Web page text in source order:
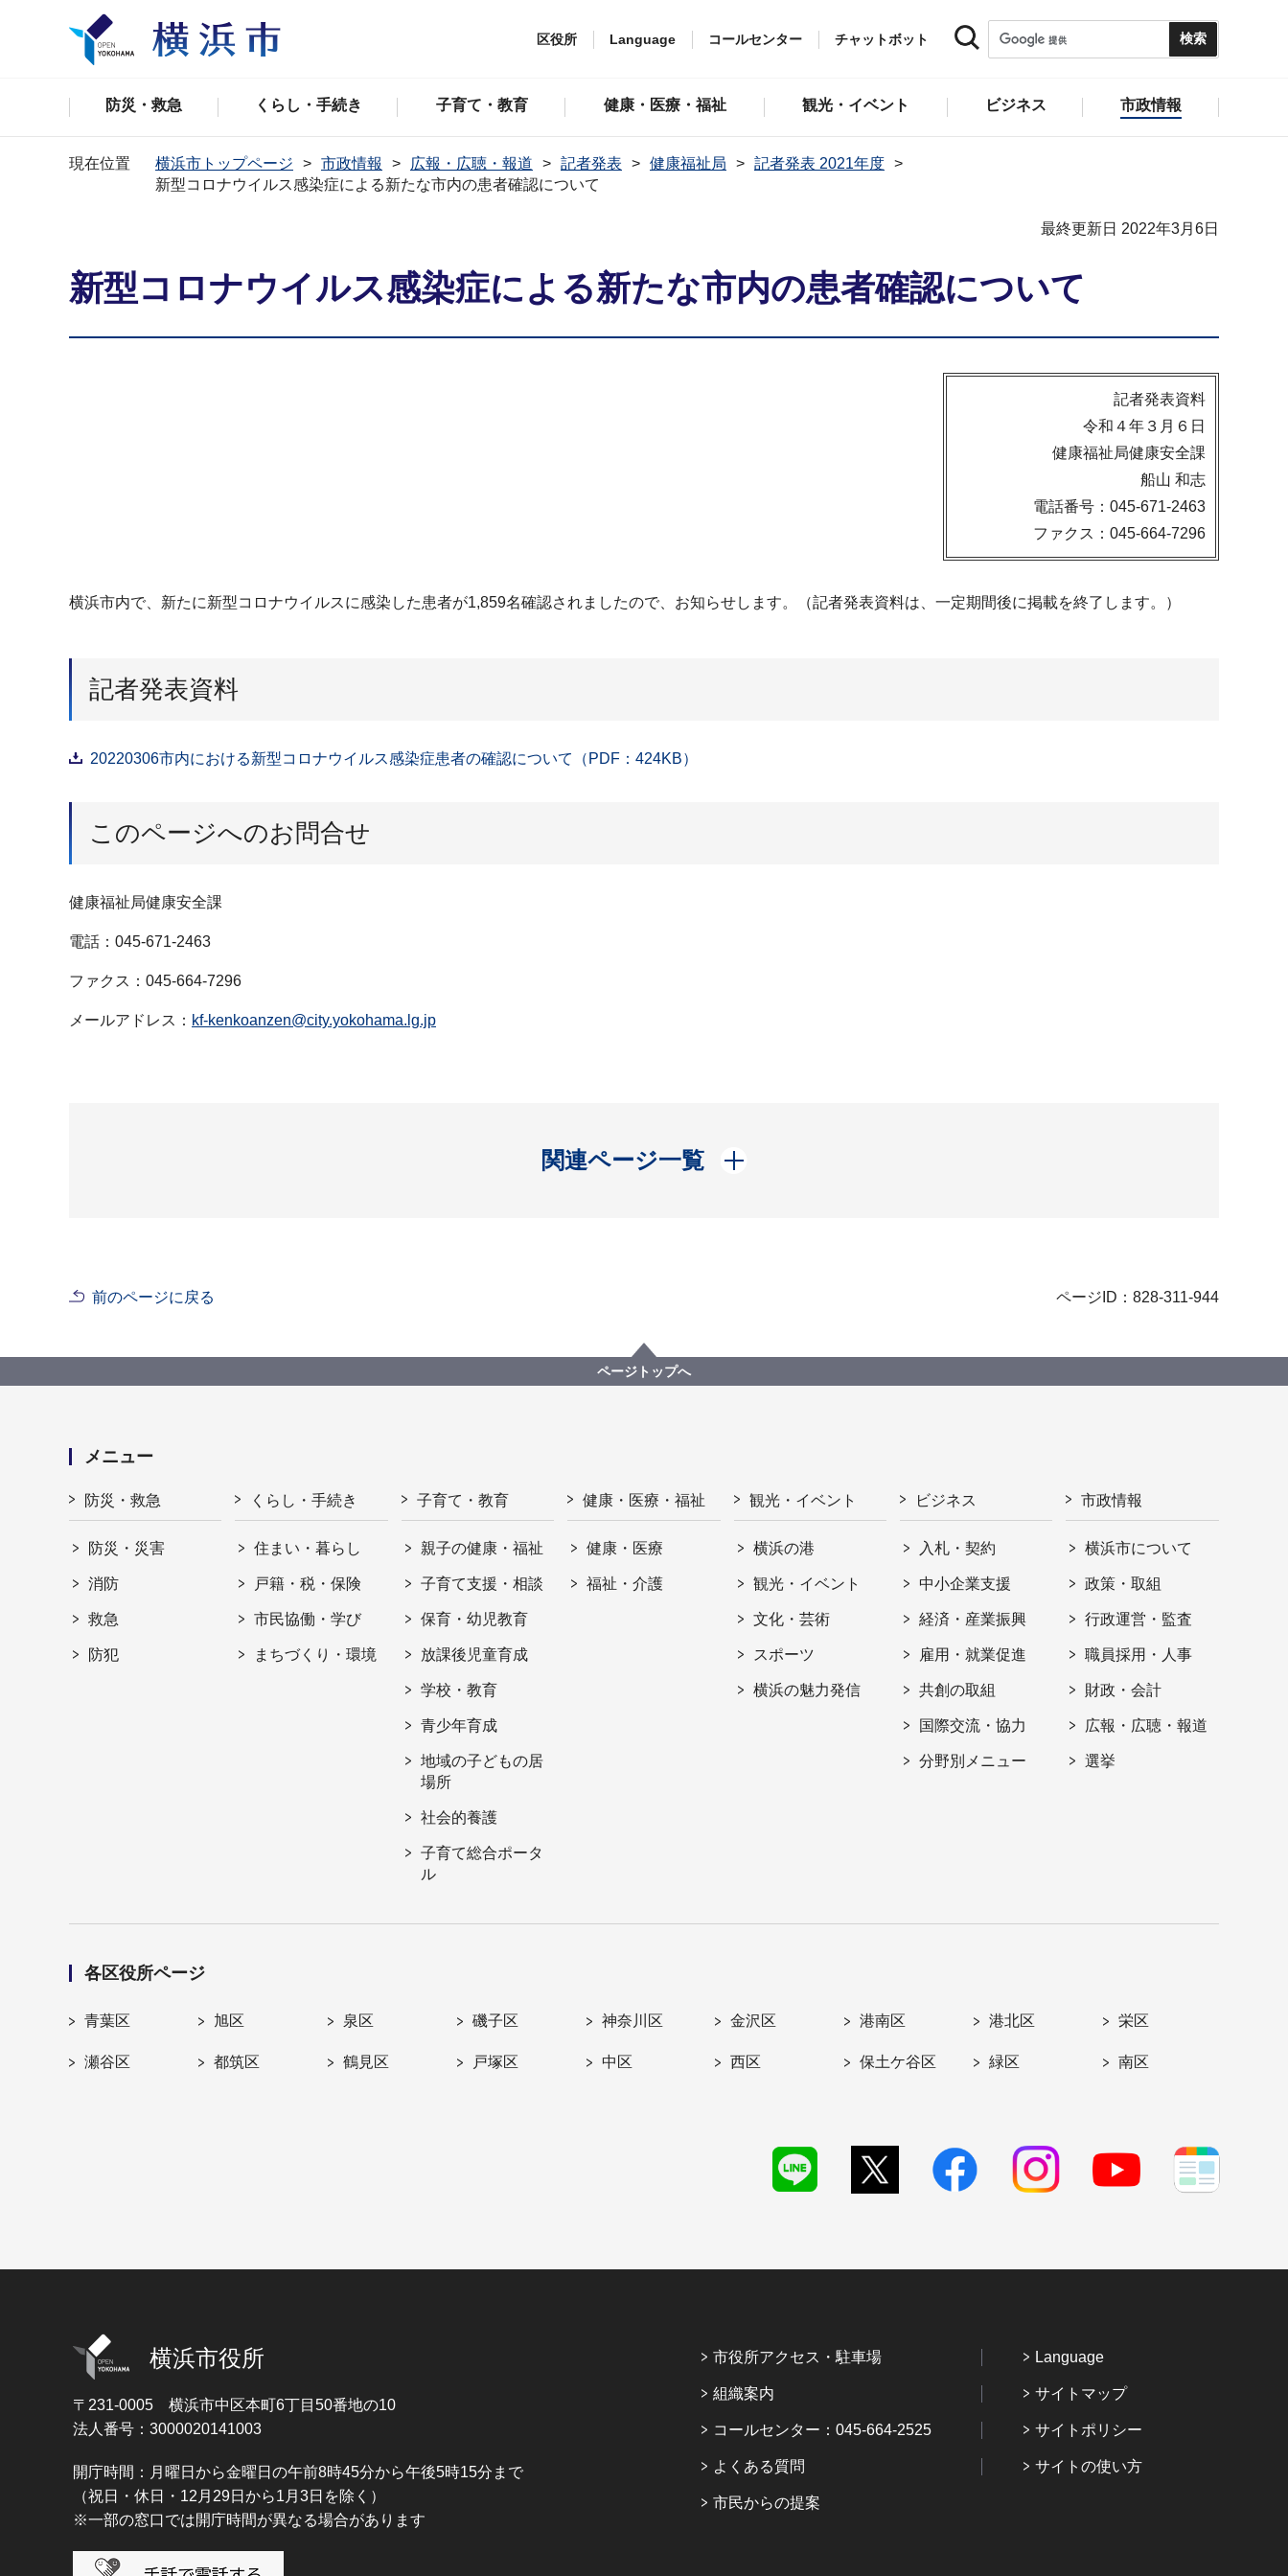
区役所 Language コールセンター チャットボット
防災・救急 くらし・手続き 子育て・教育 健康・医療・福祉 観光・イベント ビジネス 市政情報
現在位置 横浜市トップページ 市政情報 広報・広聴・報道 記者発表 健康福祉局
記者発表 2021年度
新型コロナウイルス感染症による新たな市内の患者確認について
最終更新日 2022年3月6日
新型コロナウイルス感染症による新たな市内の患者確認について
記者発表資料
令和４年３月６日
健康福祉局健康安全課
船山 和志
電話番号：045-671-2463
ファクス：045-664-7296
横浜市内で、新たに新型コロナウイルスに感染した患者が1,859名確認されましたので、お知らせします。（記者発表資料は、一定期間後に掲載を終了します。）
記者発表資料
20220306市内における新型コロナウイルス感染症患者の確認について（PDF：424KB）
このページへのお問合せ
健康福祉局健康安全課
電話：045-671-2463
ファクス：045-664-7296
メールアドレス： kf-kenkoanzen@city.yokohama.lg.jp
関連ページ一覧
開く
前のページに戻る ページID：828-311-944
ページトップへ
メニュー
防災・救急
防災・災害
消防
救急
防犯
くらし・手続き
住まい・暮らし
戸籍・税・保険
市民協働・学び
まちづくり・環境
子育て・教育
親子の健康・福祉
子育て支援・相談
保育・幼児教育
放課後児童育成
学校・教育
青少年育成
地域の子どもの居
場所
社会的養護
子育て総合ポータ
ル
健康・医療・福祉
健康・医療
福祉・介護
観光・イベント
横浜の港
観光・イベント
文化・芸術
スポーツ
横浜の魅力発信
ビジネス
入札・契約
中小企業支援
経済・産業振興
雇用・就業促進
共創の取組
国際交流・協力
分野別メニュー
市政情報
横浜市について
政策・取組
行政運営・監査
職員採用・人事
財政・会計
広報・広聴・報道
選挙
各区役所ページ
青葉区 旭区 泉区 磯子区 神奈川区 金沢区 港南区 港北区 栄区
瀬谷区 都筑区 鶴見区 戸塚区 中区 西区 保土ケ谷区 緑区 南区
横浜市役所
〒231-0005 横浜市中区本町6丁目50番地の10
法人番号：3000020141003
開庁時間：月曜日から金曜日の午前8時45分から午後5時15分まで
（祝日・休日・12月29日から1月3日を除く）
※一部の窓口では開庁時間が異なる場合があります
市役所アクセス・駐車場
組織案内
コールセンター：045-664-2525
よくある質問
市民からの提案
Language
サイトマップ
サイトポリシー
サイトの使い方